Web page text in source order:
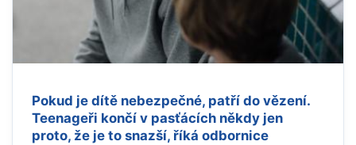
Pokud je dítě nebezpečné, patří do vězení.
Teenageři končí v pasťácích někdy jen
proto, že je to snazší, říká odbornice